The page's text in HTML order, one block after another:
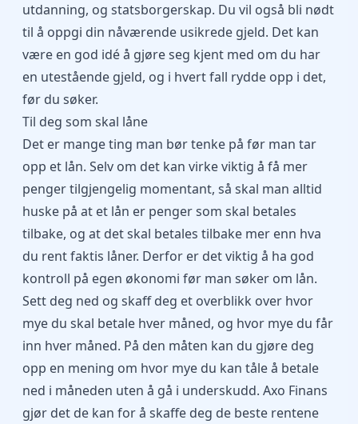
utdanning, og statsborgerskap. Du vil også bli nødt
til å oppgi din nåværende usikrede gjeld. Det kan
være en god idé å gjøre seg kjent med om du har
en utestående gjeld, og i hvert fall rydde opp i det,
før du søker.
Til deg som skal låne
Det er mange ting man bør tenke på før man tar
opp et lån. Selv om det kan virke viktig å få mer
penger tilgjengelig momentant, så skal man alltid
huske på at et lån er penger som skal betales
tilbake, og at det skal betales tilbake mer enn hva
du rent faktis låner. Derfor er det viktig å ha god
kontroll på egen økonomi før man søker om lån.
Sett deg ned og skaff deg et overblikk over hvor
mye du skal betale hver måned, og hvor mye du får
inn hver måned. På den måten kan du gjøre deg
opp en mening om hvor mye du kan tåle å betale
ned i måneden uten å gå i underskudd. Axo Finans
gjør det de kan for å skaffe deg de beste rentene